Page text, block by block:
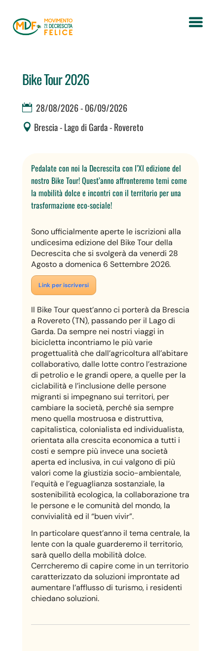
Bike Tour 2026
28/08/2026 - 06/09/2026
Brescia - Lago di Garda - Rovereto
Pedalate con noi la Decrescita con l’XI edizione del
nostro Bike Tour! Quest’anno affronteremo temi come
la mobilità dolce e incontri con il territorio per una
trasformazione eco-sociale!
Sono ufficialmente aperte le iscrizioni alla
undicesima edizione del Bike Tour della
Decrescita che si svolgerà da venerdi 28
Agosto a domenica 6 Settembre 2026.
Link per iscriversi
Il Bike Tour quest’anno ci porterà da Brescia
a Rovereto (TN), passando per il Lago di
Garda. Da sempre nei nostri viaggi in
bicicletta incontriamo le più varie
progettualità che dall’agricoltura all’abitare
collaborativo, dalle lotte contro l’estrazione
di petrolio e le grandi opere, a quelle per la
ciclabilità e l’inclusione delle persone
migranti si impegnano sui territori, per
cambiare la società, perché sia sempre
meno quella mostruosa e distruttiva,
capitalistica, colonialista ed individualista,
orientata alla crescita economica a tutti i
costi e sempre più invece una società
aperta ed inclusiva, in cui valgono di più
valori come la giustizia socio-ambientale,
l’equità e l’eguaglianza sostanziale, la
sostenibilità ecologica, la collaborazione tra
le persone e le comunità del mondo, la
convivialità ed il “buen vivir”.
In particolare quest’anno il tema centrale, la
lente con la quale guarderemo il territorio,
sarà quello della mobilità dolce.
Cerrcheremo di capire come in un territorio
caratterizzato da soluzioni improntate ad
aumentare l’afflusso di turismo, i residenti
chiedano soluzioni.